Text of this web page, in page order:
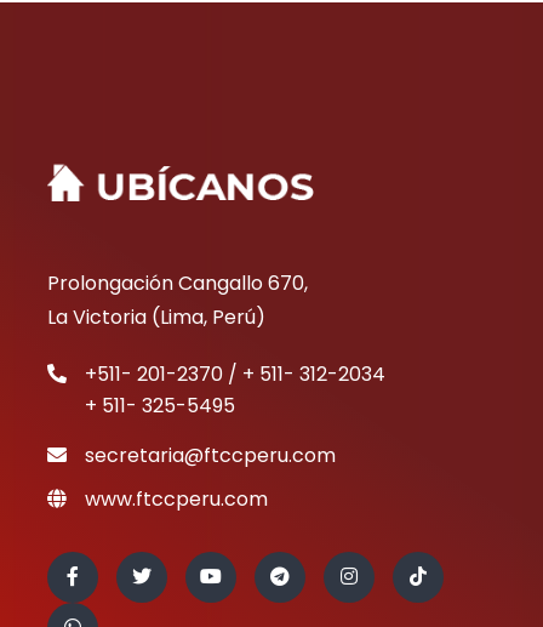
Prolongación Cangallo 670,
La Victoria (Lima, Perú)
+511- 201-2370 / + 511- 312-2034
+ 511- 325-5495
secretaria@ftccperu.com
www.ftccperu.com